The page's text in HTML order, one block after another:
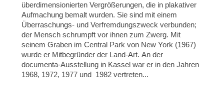
überdimensionierten Vergrößerungen, die in plakativer
Aufmachung bemalt wurden. Sie sind mit einem
Überraschungs- und Verfremdungszweck verbunden;
der Mensch schrumpft vor ihnen zum Zwerg. Mit
seinemGraben im Central Park von New York (1967)
wurde er Mitbegründer der Land-Art.An der
documenta-Ausstellung in Kassel war er in den Jahren
1968, 1972, 1977 und 1982 vertreten...